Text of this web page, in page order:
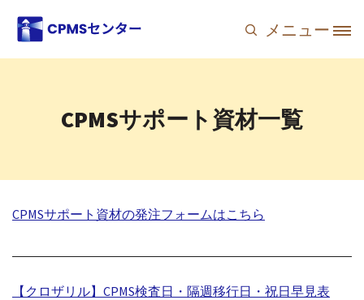
Site Logo メニュー
CPMSサポート資材一覧
CPMSサポート資材の発注フォームはこちら
【クロザリル】CPMS検査日・隔週移行日・祝日早見表